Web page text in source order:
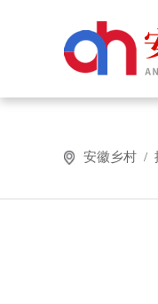
安徽乡村 /